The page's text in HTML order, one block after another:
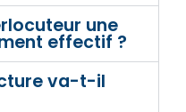
une
effectif ?
va-t-il